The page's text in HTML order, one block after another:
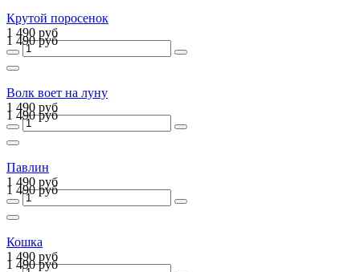
Крутой поросенок
1 490 руб
1 490 руб
Волк воет на луну
1 490 руб
1 490 руб
Павлин
1 490 руб
1 490 руб
Кошка
1 490 руб
1 490 руб